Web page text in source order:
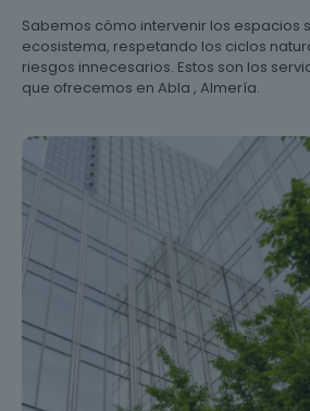
Sabemos cómo intervenir los espacios
ecosistema, respetando los ciclos
riesgos innecesarios. Estos son los
que ofrecemos en Abla , Almería.